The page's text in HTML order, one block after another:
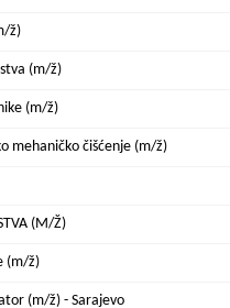
ž)
(m/ž)
(m/ž)
mehaničko čišćenje (m/ž)
(M/Ž)
(m/ž)
(m/ž) - Sarajevo